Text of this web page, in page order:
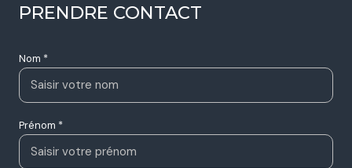
PRENDRE CONTACT
Nom *
Prénom *